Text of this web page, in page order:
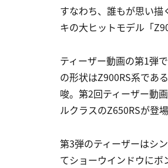
すなわち、誰もが思い
キの大ヒットモデル「
ティーザー動画の第1弾
の形状はZ900RS系であ
唆。第2回ティーザー動
ルクラスのZ650RSが登
第3弾のティーザーはシ
てショーウインドウに